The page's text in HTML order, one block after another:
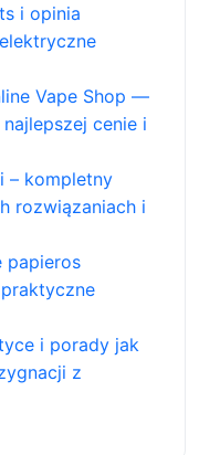
i opinia
Vape Shop —
cenie i
– kompletny
rozwiązaniach i
papieros
i porady jak
z